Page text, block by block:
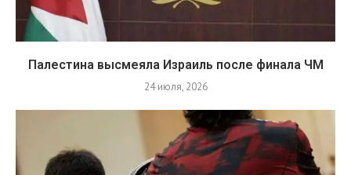
Палестина высмеяла Израиль после финала ЧМ
24 июля, 2026